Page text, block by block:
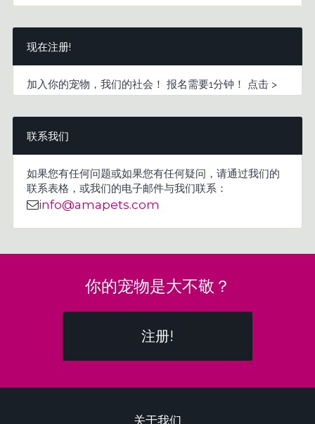
现在注册!
加入你的宠物，我们的社会！ 报名需要1分钟！ 点击 >
联系我们
如果您有任何问题或如果您有任何疑问，请通过我们的
联系表格，或我们的电子邮件与我们联系：
info@amapets.com
你的宠物是大不敬？
注册!
关于我们